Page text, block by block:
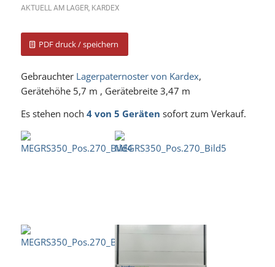
AKTUELL AM LAGER, KARDEX
PDF druck / speichern
Gebrauchter Lagerpaternoster von Kardex,
Gerätehöhe 5,7 m , Gerätebreite 3,47 m
Es stehen noch 4 von 5 Geräten sofort zum Verkauf.